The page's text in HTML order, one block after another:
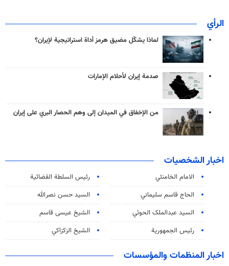
الرأي
لماذا يشكّل مضيق هرمز أداة استراتيجية لإيران؟
صدمة إيران لأحلام الإمارات
من الإخفاق في الميدان إلى وهم الحصار البري على إيران
اخبار الشخصيات
الامام الخامنئي
رئیس السلطة القضائیة
الحاج قاسم سليماني
السيد حسن نصرالله
السید عبدالملک الحوثي
الشيخ عيسى قاسم
رئيس الجمهورية
الشيخ الزكزاكي
اخبار المنظمات والمؤسسات